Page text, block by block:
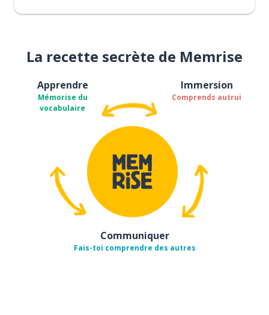
La recette secrète de Memrise
Apprendre
Mémorise du
vocabulaire
Immersion
Comprends autrui
Communiquer
Fais-toi comprendre des autres